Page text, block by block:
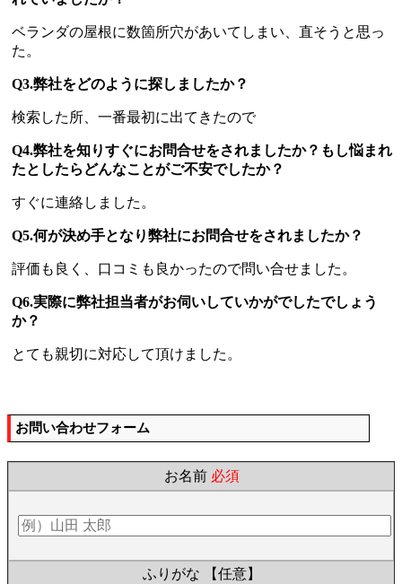
ベランダの屋根に数箇所穴があいてしまい、直そうと思っ
た。
Q3.弊社をどのように探しましたか？
検索した所、一番最初に出てきたので
Q4.弊社を知りすぐにお問合せをされましたか？もし悩まれ
たとしたらどんなことがご不安でしたか？
すぐに連絡しました。
Q5.何が決め手となり弊社にお問合せをされましたか？
評価も良く、口コミも良かったので問い合せました。
Q6.実際に弊社担当者がお伺いしていかがでしたでしょう
か？
とても親切に対応して頂けました。
お問い合わせフォーム
お名前 必須
ふりがな 【任意】